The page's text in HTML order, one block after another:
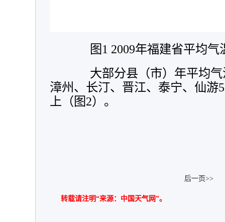
图1 2009年福建省平均气
大部分县（市）年平均气
漳州、长汀、晋江、泰宁、仙
上（图2）。
后一页>>
转载请注明“来源：中国天气网”。